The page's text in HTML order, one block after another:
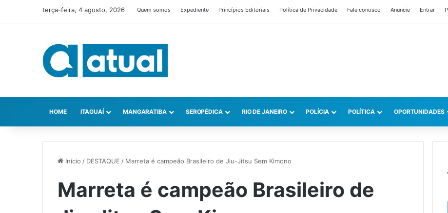
terça-feira, 4 agosto, 2026 Quem somos Expediente Princípios Editoriais Política de Privacidade Fale conosco Anuncie Entrar
HOME ITAGUAÍ MANGARATIBA SEROPÉDICA RIO DE JANEIRO POLÍCIA POLÍTICA OPORTUNIDADES
Início / DESTAQUE / Marreta é campeão Brasileiro de Jiu-Jitsu Sem Kimono
Marreta é campeão Brasileiro de